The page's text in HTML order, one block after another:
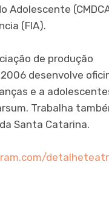
Adolescente
(FIA).
de produção
desenvolve
e a
Trabalha
Santa Catarina.